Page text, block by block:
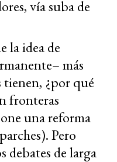
vía suba de
la idea de
más
tienen, ¿por qué
fronteras
una reforma
Pero
debates de larga